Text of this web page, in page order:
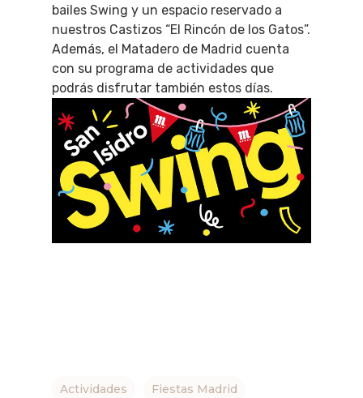
bailes Swing y un espacio reservado a
nuestros Castizos “El Rincón de los Gatos”.
Además, el Matadero de Madrid cuenta
con su programa de actividades que
podrás disfrutar también estos días.
Actividades Fiestas Madrid